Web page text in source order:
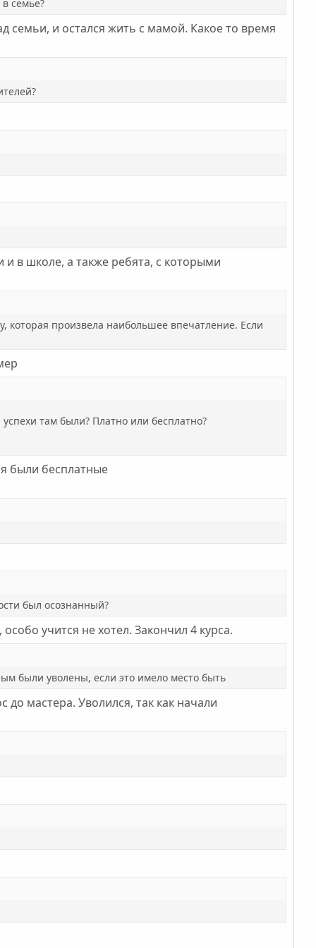
семье?
семьи, и остался жить с мамой. Какое то время
в школе, а также ребята, с которыми
которая произвела наибольшее впечатление. Если
там были? Платно или бесплатно?
были бесплатные
был осознанный?
учится не хотел. Закончил 4 курса.
были уволены, если это имело место быть
мастера. Уволился, так как начали